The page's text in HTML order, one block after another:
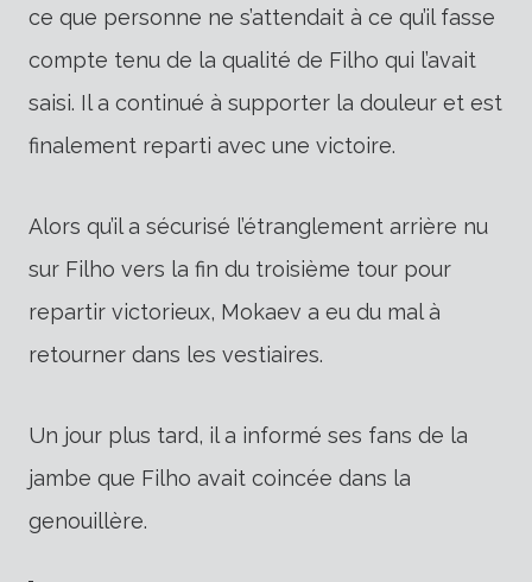
ce que personne ne s’attendait à ce qu’il fasse
compte tenu de la qualité de Filho qui l’avait
saisi. Il a continué à supporter la douleur et est
finalement reparti avec une victoire.
Alors qu’il a sécurisé l’étranglement arrière nu
sur Filho vers la fin du troisième tour pour
repartir victorieux, Mokaev a eu du mal à
retourner dans les vestiaires.
Un jour plus tard, il a informé ses fans de la
jambe que Filho avait coincée dans la
genouillère.